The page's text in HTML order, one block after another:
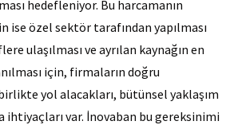
hedefleniyor. Bu harcamanın
ise özel sektör tarafından yapılması
ulaşılması ve ayrılan kaynağın en
için, firmaların doğru
yol alacakları, bütünsel yaklaşım
ihtiyaçları var. İnovaban bu gereksinimi